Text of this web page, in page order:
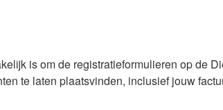
is om de registratieformulieren op de
te laten plaatsvinden, inclusief jouw